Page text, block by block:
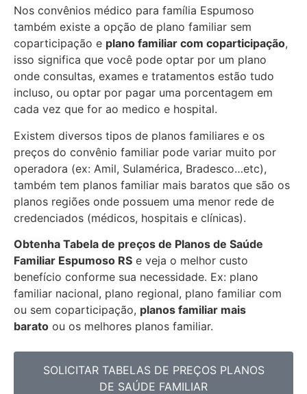
Nos convênios médico para família Espumoso
também existe a opção de plano familiar sem
coparticipação e plano familiar com coparticipação,
isso significa que você pode optar por um plano
onde consultas, exames e tratamentos estão tudo
incluso, ou optar por pagar uma porcentagem em
cada vez que for ao medico e hospital.
Existem diversos tipos de planos familiares e os
preços do convênio familiar pode variar muito por
operadora (ex: Amil, Sulamérica, Bradesco…etc),
também tem planos familiar mais baratos que são os
planos regiões onde possuem uma menor rede de
credenciados (médicos, hospitais e clínicas).
Obtenha Tabela de preços de Planos de Saúde
Familiar Espumoso RS e veja o melhor custo
benefício conforme sua necessidade. Ex: plano
familiar nacional, plano regional, plano familiar com
ou sem coparticipação, planos familiar mais
barato ou os melhores planos familiar.
SOLICITAR TABELAS DE PREÇOS PLANOS
DE SAÚDE FAMILIAR